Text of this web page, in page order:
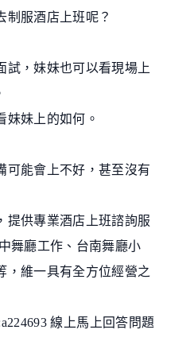
制服酒店上班呢？
試，妹妹也可以看現場上
妹妹上的如何。
可能會上不好，甚至沒有
提供專業酒店上班諮詢服
舞廳工作、台南舞廳小
，維一具有全方位經營之
線上馬上回答問題